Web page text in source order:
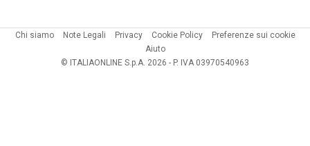
Chi siamo Note Legali Privacy Cookie Policy
Preferenze sui cookie
Aiuto
© ITALIAONLINE S.p.A. 2026 - P. IVA 03970540963